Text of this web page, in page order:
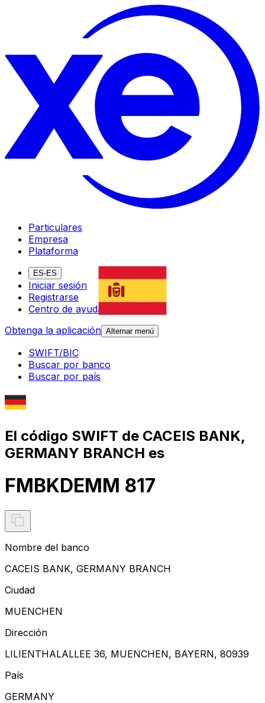
Particulares
Empresa
Plataforma
ES-ES
Iniciar sesión
Registrarse
Centro de ayuda
Obtenga la aplicación Alternar menú
SWIFT/BIC
Buscar por banco
Buscar por país
El código SWIFT de CACEIS BANK,
GERMANY BRANCH es
FMBKDEMM 817
Nombre del banco
CACEIS BANK, GERMANY BRANCH
Ciudad
MUENCHEN
Dirección
LILIENTHALALLEE 36, MUENCHEN, BAYERN, 80939
País
GERMANY